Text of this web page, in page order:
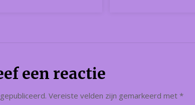
een reactie
Vereiste velden zijn gemarkeerd met*